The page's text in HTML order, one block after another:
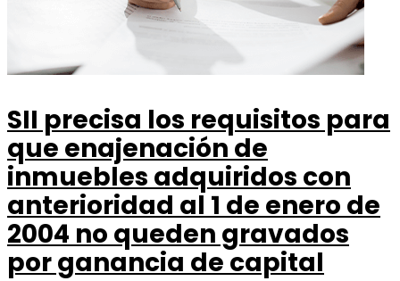
SII precisa los requisitos para
que enajenación de
inmuebles adquiridos con
anterioridad al 1 de enero de
2004 no queden gravados
por ganancia de capital